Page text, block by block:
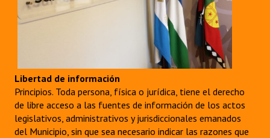
Libertad de información
Principios. Toda persona, física o jurídica, tiene el derecho
de libre acceso a las fuentes de información de los actos
legislativos, administrativos y jurisdiccionales emanados
del Municipio, sin que sea necesario indicar las razones que